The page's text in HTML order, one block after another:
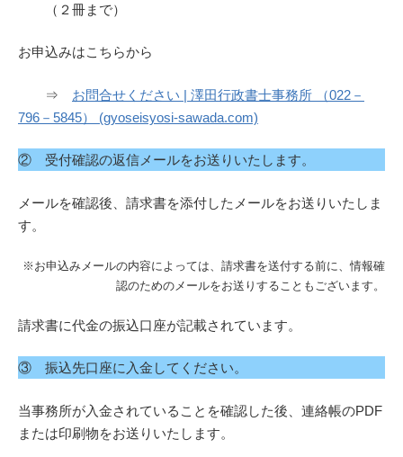
（２冊まで）
お申込みはこちらから
⇒ お問合せください | 澤田行政書士事務所 （022－
796－5845） (gyoseisyosi-sawada.com)
② 受付確認の返信メールをお送りいたします。
メールを確認後、請求書を添付したメールをお送りいたしま
す。
※お申込みメールの内容によっては、請求書を送付する前に、情報確
認のためのメールをお送りすることもございます。
請求書に代金の振込口座が記載されています。
③ 振込先口座に入金してください。
当事務所が入金されていることを確認した後、連絡帳のPDF
または印刷物をお送りいたします。